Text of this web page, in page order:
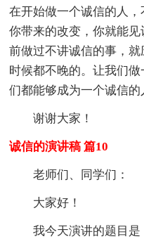
在开始做一个诚信的人
你带来的改变，你就能
前做过不讲诚信的事，
时候都不晚的。让我们
们都能够成为一个诚信的
谢谢大家！
诚信的演讲稿 篇10
老师们、同学们：
大家好！
我今天演讲的题目是